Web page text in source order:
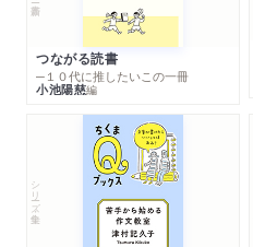
つながる読書
─１０代に推したいこの一冊
小池陽慈編
シリーズ・全集